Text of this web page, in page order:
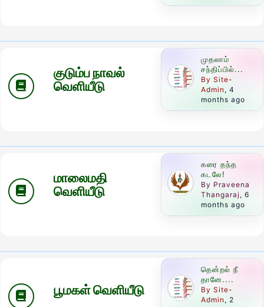
குடும்ப நாவல்
வெளியீடு
முதலாம்
சந்திப்பில்...
By Site-
Admin, 4
months ago
மாலைமதி
வெளியீடு
கரை தந்த
கடலே!
By Praveena
Thangaraj , 6
months ago
பூமகள் வெளியீடு
தென்றல் நீ
தானே....
By Site-
Admin, 2